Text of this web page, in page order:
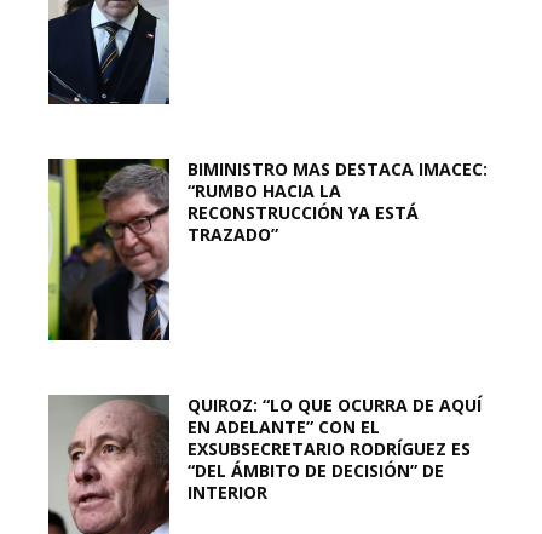
BIMINISTRO MAS DESTACA IMACEC:
“RUMBO HACIA LA
RECONSTRUCCIÓN YA ESTÁ
TRAZADO”
QUIROZ: “LO QUE OCURRA DE AQUÍ
EN ADELANTE” CON EL
EXSUBSECRETARIO RODRÍGUEZ ES
“DEL ÁMBITO DE DECISIÓN” DE
INTERIOR